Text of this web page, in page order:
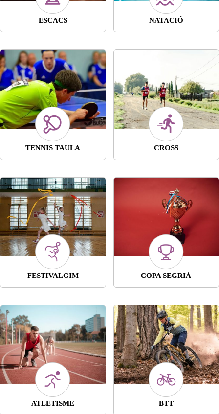
ESCACS NATACIÓ
TENNIS TAULA CROSS
FESTIVALGIM COPA SEGRIÀ
ATLETISME BTT